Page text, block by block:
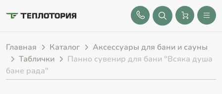
8 (843) 212-25-32
Главная Каталог
Аксессуары для бани и сауны
Таблички
Панно сувенир для бани "Всяка душа
бане рада"